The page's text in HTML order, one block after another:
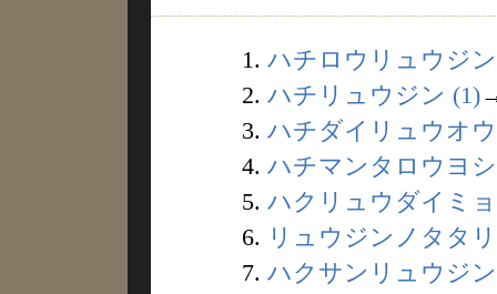
1. ハチロウリュウジ
2. ハチリュウジン (1)
3. ハチダイリュウオ
4. ハチマンタロウヨ
5. ハクリュウダイミ
6. リュウジンノタタ
7. ハクサンリュウジ